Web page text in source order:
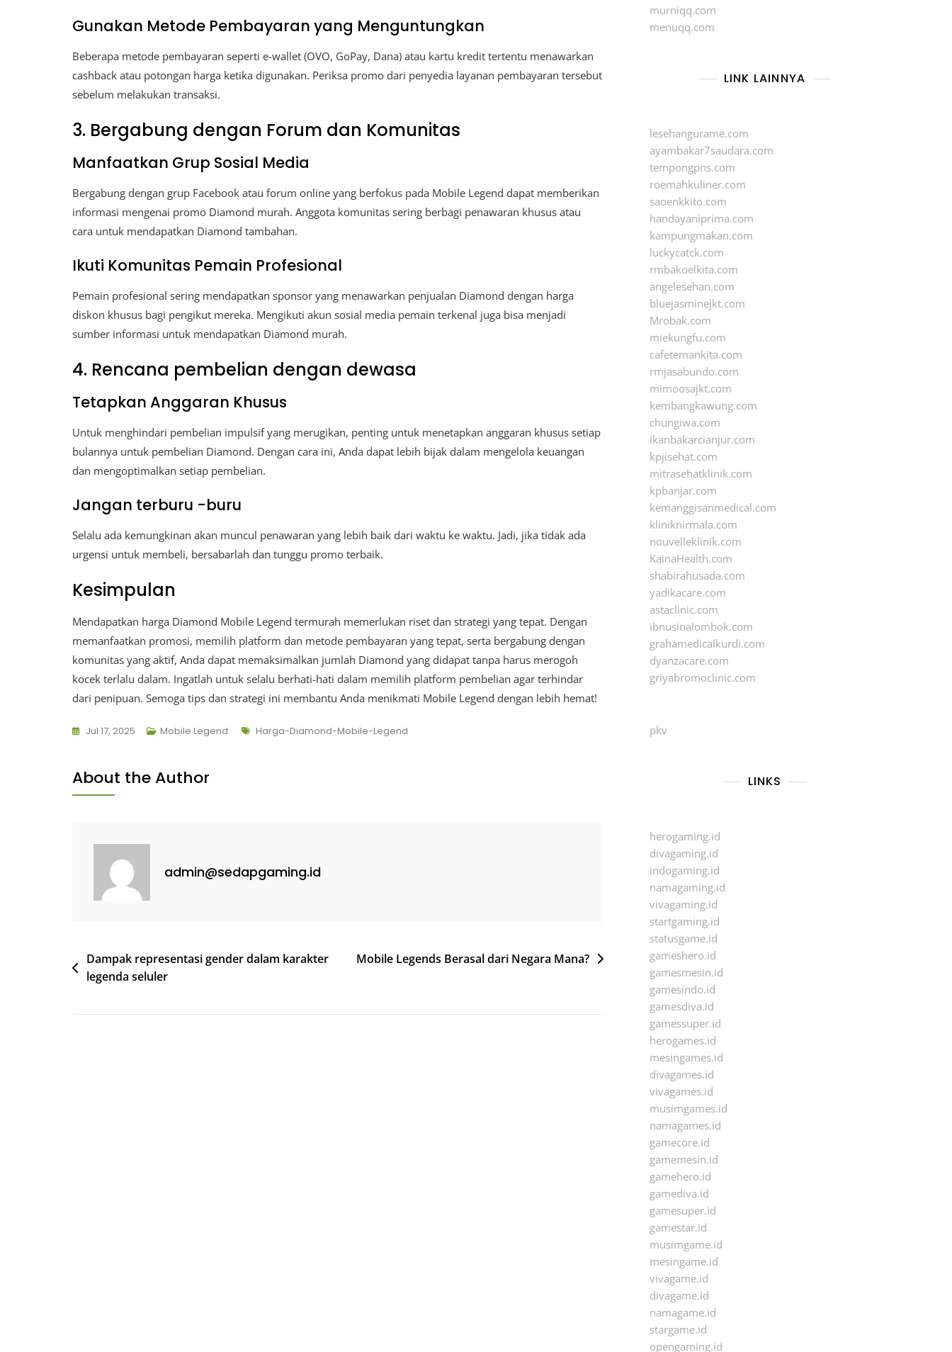
Gunakan Metode Pembayaran yang Menguntungkan
Beberapa metode pembayaran seperti e-wallet (OVO, GoPay, Dana) atau kartu kredit tertentu menawarkan
cashback atau potongan harga ketika digunakan. Periksa promo dari penyedia layanan pembayaran tersebut
sebelum melakukan transaksi.
3. Bergabung dengan Forum dan Komunitas
Manfaatkan Grup Sosial Media
Bergabung dengan grup Facebook atau forum online yang berfokus pada Mobile Legend dapat memberikan
informasi mengenai promo Diamond murah. Anggota komunitas sering berbagi penawaran khusus atau
cara untuk mendapatkan Diamond tambahan.
Ikuti Komunitas Pemain Profesional
Pemain profesional sering mendapatkan sponsor yang menawarkan penjualan Diamond dengan harga
diskon khusus bagi pengikut mereka. Mengikuti akun sosial media pemain terkenal juga bisa menjadi
sumber informasi untuk mendapatkan Diamond murah.
4. Rencana pembelian dengan dewasa
Tetapkan Anggaran Khusus
Untuk menghindari pembelian impulsif yang merugikan, penting untuk menetapkan anggaran khusus setiap
bulannya untuk pembelian Diamond. Dengan cara ini, Anda dapat lebih bijak dalam mengelola keuangan
dan mengoptimalkan setiap pembelian.
Jangan terburu -buru
Selalu ada kemungkinan akan muncul penawaran yang lebih baik dari waktu ke waktu. Jadi, jika tidak ada
urgensi untuk membeli, bersabarlah dan tunggu promo terbaik.
Kesimpulan
Mendapatkan harga Diamond Mobile Legend termurah memerlukan riset dan strategi yang tepat. Dengan
memanfaatkan promosi, memilih platform dan metode pembayaran yang tepat, serta bergabung dengan
komunitas yang aktif, Anda dapat memaksimalkan jumlah Diamond yang didapat tanpa harus merogoh
kocek terlalu dalam. Ingatlah untuk selalu berhati-hati dalam memilih platform pembelian agar terhindar
dari penipuan. Semoga tips dan strategi ini membantu Anda menikmati Mobile Legend dengan lebih hemat!
Jul 17, 2025 Mobile Legend Tags
Harga-Diamond-Mobile-Legend
About the Author
admin@sedapgaming.id
Post
navigation
Dampak representasi gender dalam karakter
legenda seluler
Mobile Legends Berasal dari Negara Mana?
murniqq.com
menuqq.com
LINK LAINNYA
lesehangurame.com
ayambakar7saudara.com
tempongpns.com
roemahkuliner.com
saoenkkito.com
handayaniprima.com
kampungmakan.com
luckycatck.com
rmbakoelkita.com
angelesehan.com
bluejasminejkt.com
Mrobak.com
miekungfu.com
cafetemankita.com
rmjasabundo.com
mimoosajkt.com
kembangkawung.com
chungiwa.com
ikanbakarcianjur.com
kpjisehat.com
mitrasehatklinik.com
kpbanjar.com
kemanggisanmedical.com
kliniknirmala.com
nouvelleklinik.com
KainaHealth.com
shabirahusada.com
yadikacare.com
astaclinic.com
ibnusinalombok.com
grahamedicalkurdi.com
dyanzacare.com
griyabromoclinic.com
pkv
LINKS
herogaming.id
divagaming.id
indogaming.id
namagaming.id
vivagaming.id
startgaming.id
statusgame.id
gameshero.id
gamesmesin.id
gamesindo.id
gamesdiva.id
gamessuper.id
herogames.id
mesingames.id
divagames.id
vivagames.id
musimgames.id
namagames.id
gamecore.id
gamemesin.id
gamehero.id
gamediva.id
gamesuper.id
gamestar.id
musimgame.id
mesingame.id
vivagame.id
divagame.id
namagame.id
stargame.id
opengaming.id